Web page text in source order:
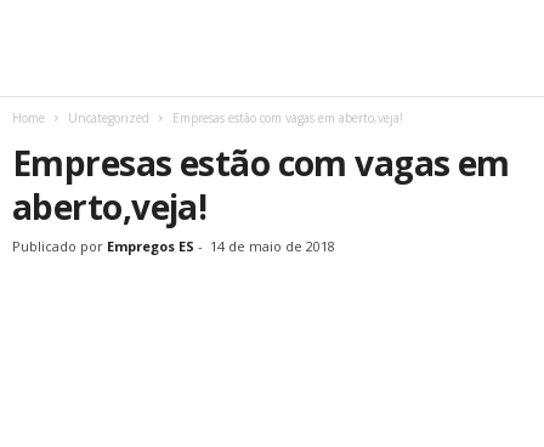
Home Uncategorized Empresas estão com vagas em aberto,veja!
Empresas estão com vagas em
aberto,veja!
Publicado por Empregos ES - 14 de maio de 2018